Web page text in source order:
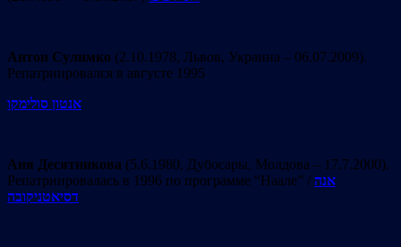
Антон Сулимко (2.10.1978, Львов, Украина – 06.07.2009).
Репатриировался в августе 1995
אנטון סולימקו
Аня Десятникова (5.6.1980, Дубосары, Молдова – 17.7.2000).
Репатриировалась в 1996 по программе “Наале” / אנה
דסיאטניקובה